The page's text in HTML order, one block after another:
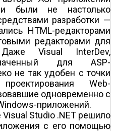
были не настолько
разработки —
HTML-редакторами
редакторами для
Visual InterDev,
для ASP-
не так удобен с точки
Web-
одновременно с
приложений.
Studio .NET решило
с его помощью